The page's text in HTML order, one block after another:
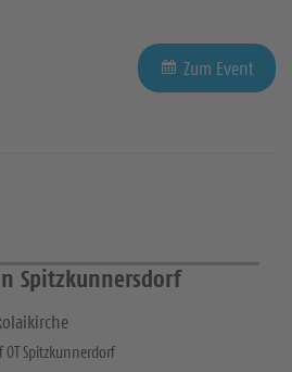
Zum Event
Spitzkunnersdorf
Spitzkunnerdorf